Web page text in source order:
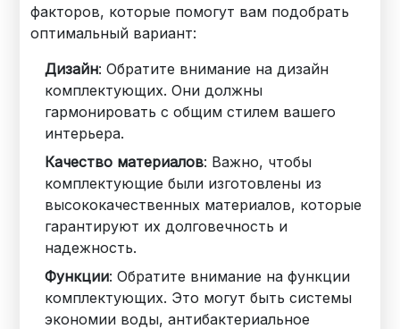
факторов, которые помогут вам подобрать
оптимальный вариант:
Дизайн: Обратите внимание на дизайн
комплектующих. Они должны
гармонировать с общим стилем вашего
интерьера.
Качество материалов: Важно, чтобы
комплектующие были изготовлены из
высококачественных материалов, которые
гарантируют их долговечность и
надежность.
Функции: Обратите внимание на функции
комплектующих. Это могут быть системы
экономии воды, антибактериальное